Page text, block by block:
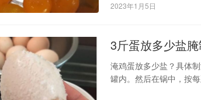
2023年1月5日
3斤蛋放多少盐
淹鸡蛋放多少盐？具体
罐内。然后在锅中，按